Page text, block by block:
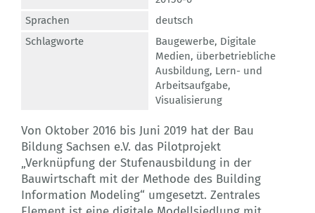
Sprachen
deutsch
Schlagworte
Baugewerbe, Digitale
Medien, überbetriebliche
Ausbildung, Lern- und
Arbeitsaufgabe,
Visualisierung
Von Oktober 2016 bis Juni 2019 hat der Bau
Bildung Sachsen e.V. das Pilotprojekt
„Verknüpfung der Stufenausbildung in der
Bauwirtschaft mit der Methode des Building
Information Modeling“ umgesetzt. Zentrales